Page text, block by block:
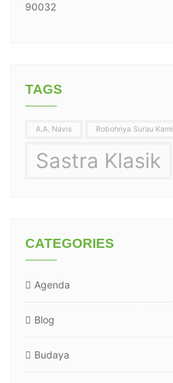
90032
TAGS
A.A. Navis Robohnya Surau Kami
Sastra Klasik
CATEGORIES
Agenda
Blog
Budaya